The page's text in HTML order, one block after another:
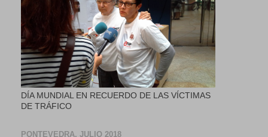
DÍA MUNDIAL EN RECUERDO DE LAS VÍCTIMAS
DE TRÁFICO
PONTEVEDRA, JULIO 2018